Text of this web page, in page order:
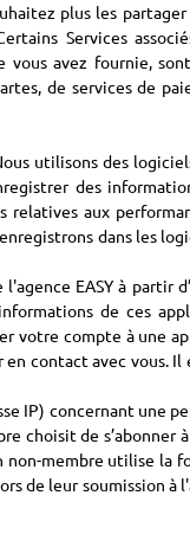
plus les partager
Services
avez fournie,
de services de
utilisons des
des
aux
dans les
EASY à partir
de ces
votre compte à une
contact avec vous. Il
IP) concernant une
choisit de s’abonner
non-membre utilise la
de leur soumission à